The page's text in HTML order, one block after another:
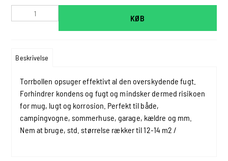
KØB
Beskrivelse
Torrbollen opsuger effektivt al den overskydende fugt.
Forhindrer kondens og fugt og mindsker dermed risikoen
for mug, lugt og korrosion. Perfekt til både,
campingvogne, sommerhuse, garage, kældre og mm.
Nem at bruge, std. størrelse rækker til 12-14 m2 /